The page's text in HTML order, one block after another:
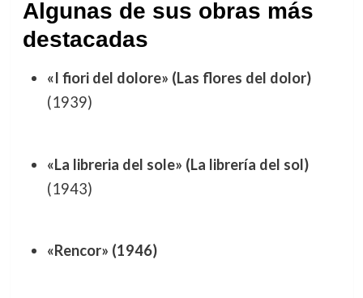
Algunas de sus obras más
destacadas
«I fiori del dolore» (Las flores del dolor)
(1939)
«La libreria del sole» (La librería del sol)
(1943)
«Rencor» (1946)